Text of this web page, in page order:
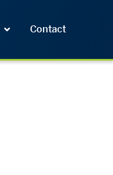
Contact